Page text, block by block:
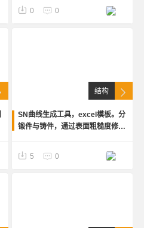
0 0
结构
SN曲线生成工具，excel模板。分
锻件与铸件，通过表面粗糙度修
度，厚度修正，质量修正等参数计
算SN曲线
5 0